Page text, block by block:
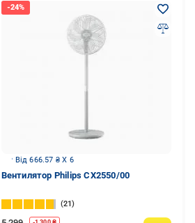
Від 666.57 ₴ X 6
Вентилятор Philips CX2550/00
21